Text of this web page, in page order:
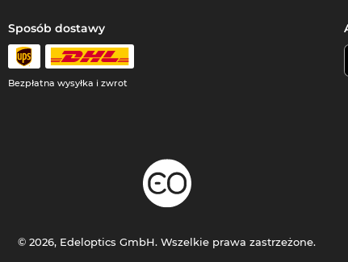
Sposób dostawy
Bezpłatna wysyłka i zwrot
© 2026, Edeloptics GmbH. Wszelkie prawa zastrzeżone.